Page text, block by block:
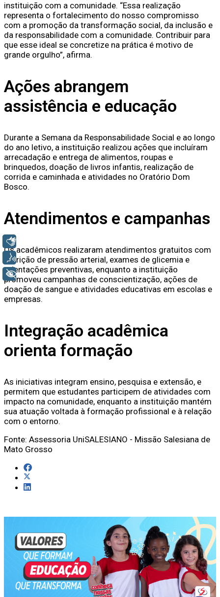
instituição com a comunidade. “Essa realização
representa o fortalecimento do nosso compromisso
com a promoção da transformação social, da inclusão e
da responsabilidade com a comunidade. Contribuir para
que esse ideal se concretize na prática é motivo de
grande orgulho”, afirma.
Ações abrangem
assistência e educação
Durante a Semana da Responsabilidade Social e ao longo
do ano letivo, a instituição realizou ações que incluíram
arrecadação e entrega de alimentos, roupas e
brinquedos, doação de livros infantis, realização de
corrida e caminhada e atividades no Oratório Dom
Bosco.
Atendimentos e campanhas
Os acadêmicos realizaram atendimentos gratuitos com
aferição de pressão arterial, exames de glicemia e
orientações preventivas, enquanto a instituição
promoveu campanhas de conscientização, ações de
doação de sangue e atividades educativas em escolas e
empresas.
Integração acadêmica
orienta formação
As iniciativas integram ensino, pesquisa e extensão, e
permitem que estudantes participem de atividades com
impacto na comunidade, enquanto a instituição mantém
sua atuação voltada à formação profissional e à relação
com o entorno.
Fonte: Assessoria UniSALESIANO - Missão Salesiana de
Mato Grosso
Voz
+ Acessibilidade